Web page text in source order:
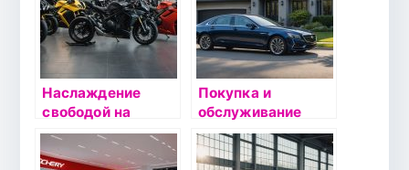
Наслаждение
свободой на
колесах:
мотосалон
Покупка и
обслуживание
автомобилей:
велосипед вашего